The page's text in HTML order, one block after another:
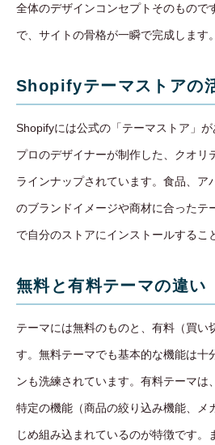
全体のデザインコンセプトそのもので
で、サイトの骨格が一瞬で完成します。
Shopifyテーマストアの
Shopifyには公式の「テーマストア」
プロのデザイナーが制作した、クオリ
ラインナップされています。食品、ア
のブランドイメージや商材に合ったテ
で自分のストアにインストールするこ
無料と有料テーマの違い
テーマには無料のものと、有料（買い
す。無料テーマでも基本的な機能は十
ンも洗練されています。有料テーマは
特定の機能（商品の絞り込み機能、メ
じめ組み込まれているのが特徴です。